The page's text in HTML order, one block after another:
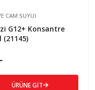
CAM SUYU)
G12+ Konsantre
(21145)
ÜRÜNE GİT